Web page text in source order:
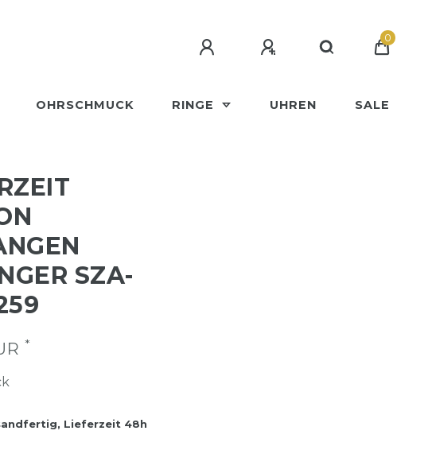
0
OHRSCHMUCK RINGE UHREN SALE
SZA-
*
Lieferzeit 48h